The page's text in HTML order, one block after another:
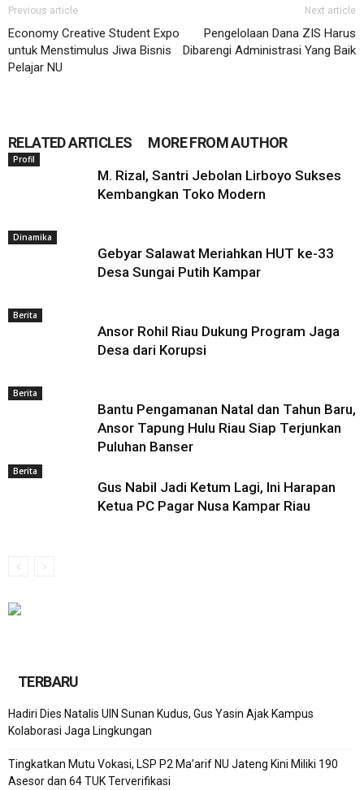
Previous article
Economy Creative Student Expo
untuk Menstimulus Jiwa Bisnis
Pelajar NU
Next article
Pengelolaan Dana ZIS Harus
Dibarengi Administrasi Yang Baik
RELATED ARTICLES MORE FROM AUTHOR
Profil
M. Rizal, Santri Jebolan Lirboyo Sukses
Kembangkan Toko Modern
Dinamika
Gebyar Salawat Meriahkan HUT ke-33
Desa Sungai Putih Kampar
Berita
Ansor Rohil Riau Dukung Program Jaga
Desa dari Korupsi
Berita
Bantu Pengamanan Natal dan Tahun Baru,
Ansor Tapung Hulu Riau Siap Terjunkan
Puluhan Banser
Berita
Gus Nabil Jadi Ketum Lagi, Ini Harapan
Ketua PC Pagar Nusa Kampar Riau
TERBARU
Hadiri Dies Natalis UIN Sunan Kudus, Gus Yasin Ajak Kampus
Kolaborasi Jaga Lingkungan
Tingkatkan Mutu Vokasi, LSP P2 Ma’arif NU Jateng Kini Miliki 190
Asesor dan 64 TUK Terverifikasi